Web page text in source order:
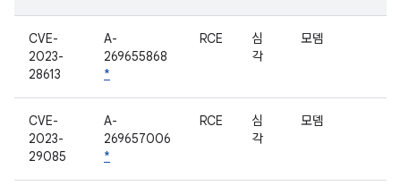
CVE-
2023-
28613
A-
269655868
*
RCE
심
각
모뎀
CVE-
2023-
29085
A-
269657006
*
RCE
심
각
모뎀